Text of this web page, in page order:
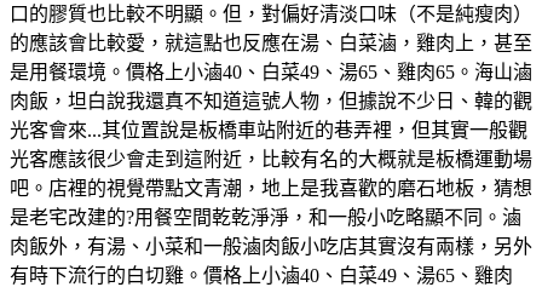
口的膠質也比較不明顯。但，對偏好清淡口味（不是純瘦肉）
的應該會比較愛，就這點也反應在湯、白菜滷，雞肉上，甚至
是用餐環境。價格上小滷40、白菜49、湯65、雞肉65。海山滷
肉飯，坦白說我還真不知道這號人物，但據說不少日、韓的觀
光客會來...其位置說是板橋車站附近的巷弄裡，但其實一般觀
光客應該很少會走到這附近，比較有名的大概就是板橋運動場
吧。店裡的視覺帶點文青潮，地上是我喜歡的磨石地板，猜想
是老宅改建的?用餐空間乾乾淨淨，和一般小吃略顯不同。滷
肉飯外，有湯、小菜和一般滷肉飯小吃店其實沒有兩樣，另外
有時下流行的白切雞。價格上小滷40、白菜49、湯65、雞肉